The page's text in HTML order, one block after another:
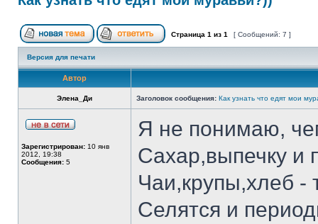
Страница 1 из 1 [ Сообщений: 7 ]
Версия для печати
Автор
Элена_Ди Заголовок сообщения: Как узнать что едят мои
Зарегистрирован: 10 янв
2012, 19:38
Сообщения: 5
Я не понимаю,
Сахар,выпечку и
Чаи,крупы,хлеб -
Селятся и